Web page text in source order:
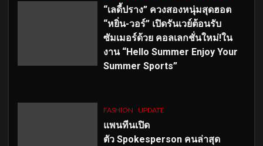
“เลดี้ปราง” ควงสองหนุ่มสุดฮอต
“หยิ่น-วอร์” เปิดรันเวย์ต้อนรับ
ซัมเมอร์ด้วย คอลเลกชั่นใหม่!ใน
งาน “Hello Summer Enjoy Your
Summer Sports”
FASHION UPDATE
แพนทีนเปิด
ตัว Spokesperson คนล่าสุด